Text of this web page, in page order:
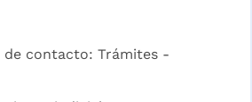
de contacto: Trámites -